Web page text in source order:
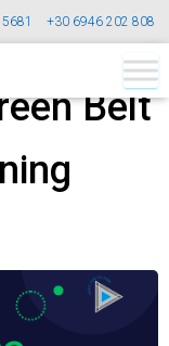
+30 6946 202 808
Belt